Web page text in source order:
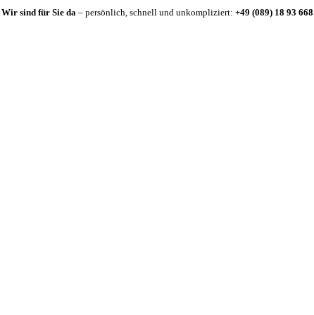
Wir sind für Sie da – persönlich, schnell und unkompliziert: +49 (089) 18 93